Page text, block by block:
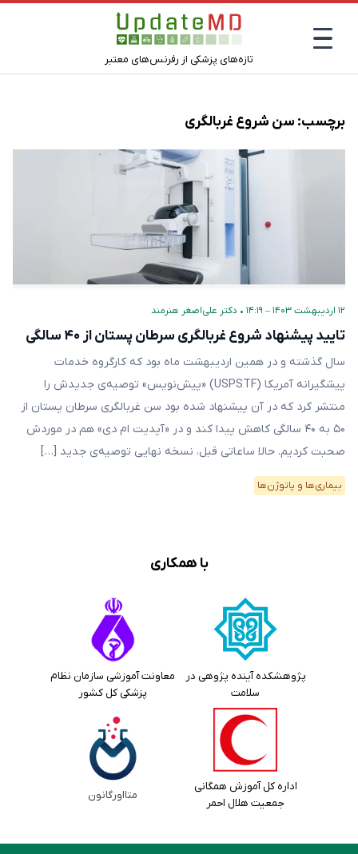
تازه‌های پزشکی از رفرنس‌های معتبر
برچسب: سن شروع غربالگری
۱۲ اردیبهشت ۱۴۰۳ – ۱۴:۱۹ • دکتر علی‌اصغر هنرمند
تایید پیشنهاد شروع غربالگری سرطان پستان از ۴۰ سالگی
سال گذشته و در همین اردیبهشت‌ ماه بود که کارگروه خدمات
پیشگیرانه آمریکا (USPSTF) «پیش‌نویس» توصیه‌ی جدیدش را
منتشر کرد که در آن پیشنهاد شده بود سن غربالگری سرطان پستان از
۵۰ به ۴۰ سالگی کاهش پیدا کند و در «آپدیت ام دی» هم در موردش
صحبت کردیم. حالا ساعاتی قبل، نسخه نهایی توصیه‌‌ی جدید […]
بیماری‌ها و پاتوژن‌ها
با همکاری
پژوهشکده آینده پژوهی در
سلامت
معاونت آموزشی سازمان نظام
پزشکی کل کشور
اداره کل آموزش همگانی
جمعیت هلال احمر
متااورگانون